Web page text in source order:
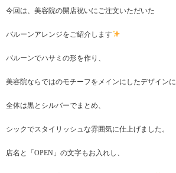
今回は、美容院の開店祝いにご注文いただいた
バルーンアレンジをご紹介します
バルーンでハサミの形を作り、
美容院ならではのモチーフをメインにしたデザインに
全体は黒とシルバーでまとめ、
シックでスタイリッシュな雰囲気に仕上げました。
店名と「OPEN」の文字もお入れし、